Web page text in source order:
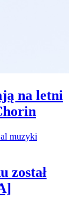
na letni
został